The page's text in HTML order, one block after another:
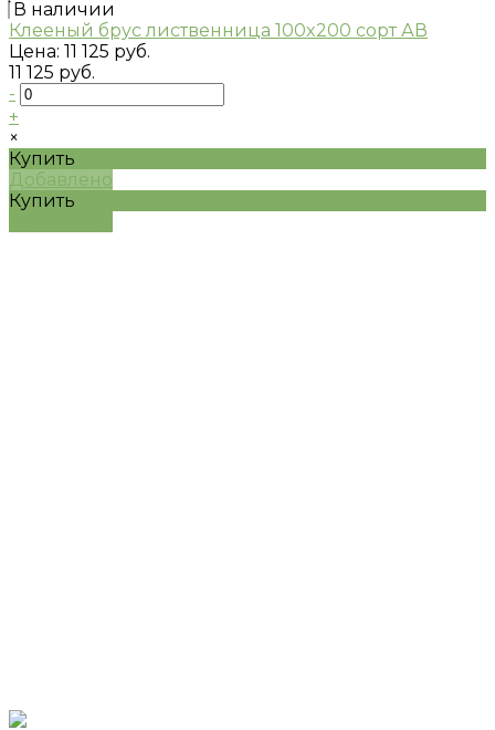
В наличии
Клееный брус лиственница 100x200 сорт АВ
Цена: 11 125 руб.
11 125 руб.
-
+
×
Купить
Добавлено
Купить